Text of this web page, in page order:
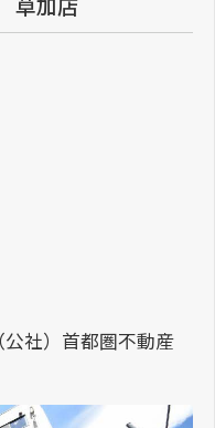
公社）首都圏不動産